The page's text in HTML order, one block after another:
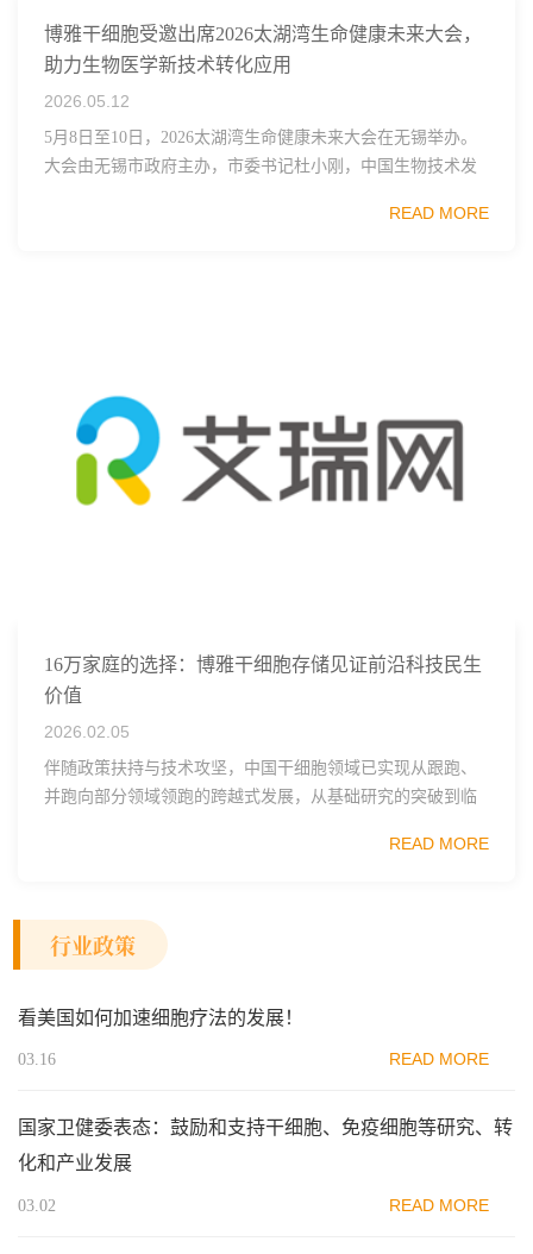
博雅干细胞受邀出席2026太湖湾生命健康未来大会，
助力生物医学新技术转化应用
2026.05.12
5月8日至10日，2026太湖湾生命健康未来大会在无锡举办。
大会由无锡市政府主办，市委书记杜小刚，中国生物技术发
READ MORE
16万家庭的选择：博雅干细胞存储见证前沿科技民生
价值
2026.02.05
伴随政策扶持与技术攻坚，中国干细胞领域已实现从跟跑、
并跑向部分领域领跑的跨越式发展，从基础研究的突破到临
干细胞技术正以强劲势头重塑健康保障格局，也为...
READ MORE
行业政策
看美国如何加速细胞疗法的发展！
03.16 READ MORE
国家卫健委表态：鼓励和支持干细胞、免疫细胞等研究、转
化和产业发展
03.02 READ MORE